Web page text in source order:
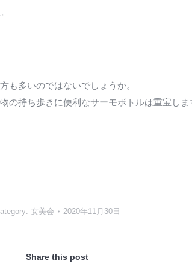
も多いのではないでしょうか。
の持ち歩きに便利なサーモボトルは重宝しま
女美会 2020年11月30日
Share this post